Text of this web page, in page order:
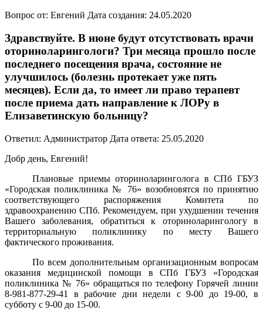
Вопрос от: Евгений Дата создания: 24.05.2020
Здравствуйте. В июне будут отсутствовать врачи
оториноларингологи? Три месяца прошло после
последнего посещения врача, состояние не
улучшилось (болезнь протекает уже пять
месяцев). Если да, то имеет ли право терапевт
после приема дать направление к ЛОРу в
Елизаветинскую больницу?
Ответил: Администратор Дата ответа: 25.05.2020
Добр день, Евгений!
Плановые приемы оториноларинголога в СПб ГБУЗ
«Городская поликлиника № 76» возобновятся по принятию
соответствующего распоряжения Комитета по
здравоохранению СПб. Рекомендуем, при ухудшении течения
Вашего заболевания, обратиться к оториноларингологу в
территориальную поликлинику по месту Вашего
фактического проживания.
По всем дополнительным организационным вопросам
оказания медицинской помощи в СПб ГБУЗ «Городская
поликлиника № 76» обращаться по телефону Горячей линии
8-981-877-29-41 в рабочие дни недели с 9-00 до 19-00, в
субботу с 9-00 до 15-00.